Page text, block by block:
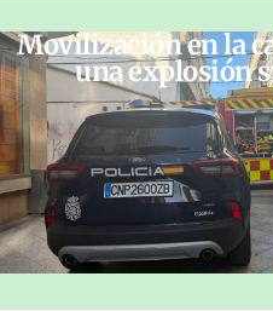
Movilización en la
una explosión